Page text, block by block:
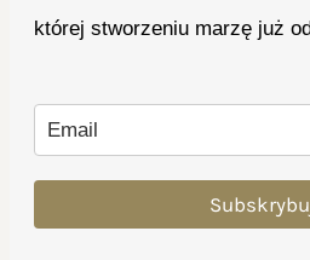
której stworzeniu marzę już